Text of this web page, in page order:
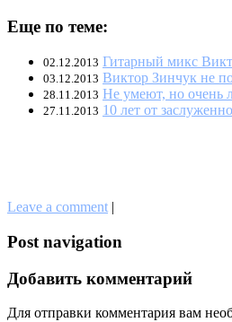
Еще по теме:
02.12.2013 Гитарный микс
03.12.2013 Виктор Зинчук не
28.11.2013 Не умеют, но очень
27.11.2013 10 лет от
Leave a comment |
Post navigation
Добавить комментарий
Для отправки комментария вам